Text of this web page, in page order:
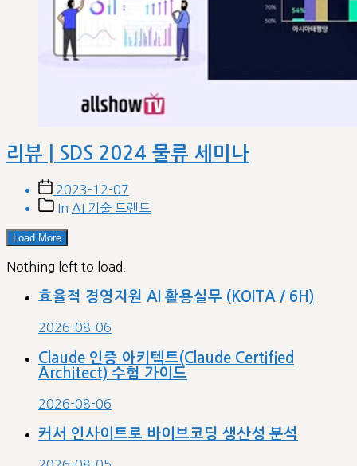
리뷰 | SDS 2024 물류 세미나
Post
date
2023-12-07
PostIn AI 기술 트랜드
Load More
Nothing left to load.
효율적 경영지원 AI 활용실무 (KOITA / 6H)
2026-08-06
Claude 인증 아키텍트(Claude Certified
Architect) 수험 가이드
2026-08-06
커서 인사이트로 바이브코딩 생산성 분석